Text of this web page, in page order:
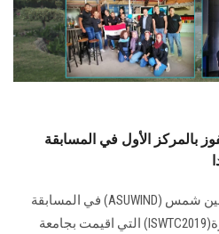
الأول في المسابقة
فاز فريق كلية الهندسة جامعة عين شمس (ASUWIND) في المسابقة
الدولية لتوربينات الرياح الصغيرة(ISWTC2019) التي اقيمت بجامعة